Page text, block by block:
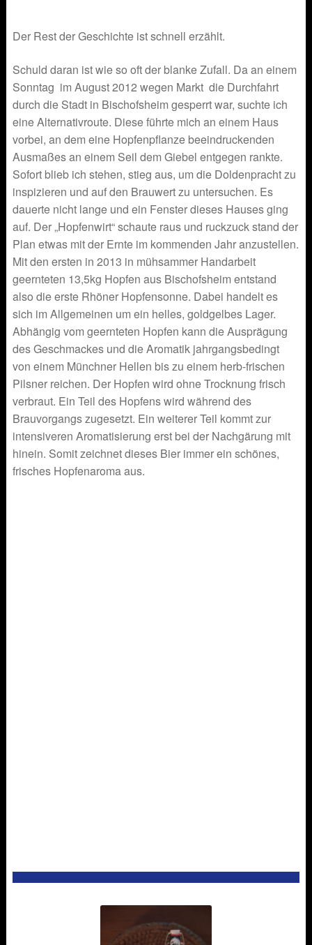
Der Rest der Geschichte ist schnell erzählt.
Schuld daran ist wie so oft der blanke Zufall. Da an einem
Sonntag im August 2012 wegen Markt die Durchfahrt
durch die Stadt in Bischofsheim gesperrt war, suchte ich
eine Alternativroute. Diese führte mich an einem Haus
vorbei, an dem eine Hopfenpflanze beeindruckenden
Ausmaßes an einem Seil dem Giebel entgegen rankte.
Sofort blieb ich stehen, stieg aus, um die Doldenpracht zu
inspizieren und auf den Brauwert zu untersuchen. Es
dauerte nicht lange und ein Fenster dieses Hauses ging
auf. Der „Hopfenwirt“ schaute raus und ruckzuck stand der
Plan etwas mit der Ernte im kommenden Jahr anzustellen.
Mit den ersten in 2013 in mühsammer Handarbeit
geernteten 13,5kg Hopfen aus Bischofsheim entstand
also die erste Rhöner Hopfensonne. Dabei handelt es
sich im Allgemeinen um ein helles, goldgelbes Lager.
Abhängig vom geernteten Hopfen kann die Ausprägung
des Geschmackes und die Aromatik jahrgangsbedingt
von einem Münchner Hellen bis zu einem herb-frischen
Pilsner reichen. Der Hopfen wird ohne Trocknung frisch
verbraut. Ein Teil des Hopfens wird während des
Brauvorgangs zugesetzt. Ein weiterer Teil kommt zur
intensiveren Aromatisierung erst bei der Nachgärung mit
hinein. Somit zeichnet dieses Bier immer ein schönes,
frisches Hopfenaroma aus.